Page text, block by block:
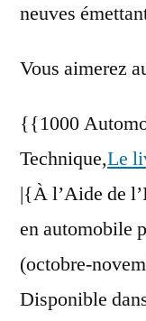
neuves
Vous aimerez
{{1000
Technique,Le
|{À l’Aide de
en automobile
(octobre-
Disponible